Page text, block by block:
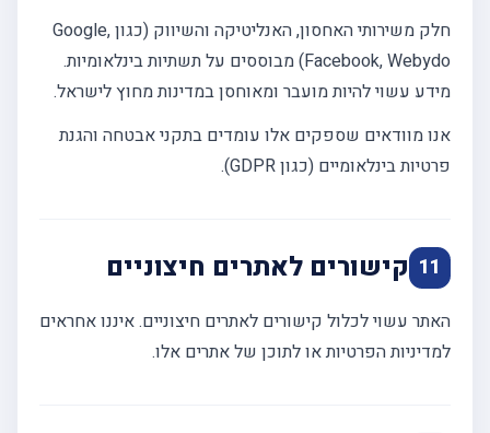
חלק משירותי האחסון, האנליטיקה והשיווק (כגון Google,
Facebook, Webydo) מבוססים על תשתיות בינלאומיות.
מידע עשוי להיות מועבר ומאוחסן במדינות מחוץ לישראל.
אנו מוודאים שספקים אלו עומדים בתקני אבטחה והגנת
פרטיות בינלאומיים (כגון GDPR).
11 קישורים לאתרים חיצוניים
האתר עשוי לכלול קישורים לאתרים חיצוניים. איננו אחראים
למדיניות הפרטיות או לתוכן של אתרים אלו.